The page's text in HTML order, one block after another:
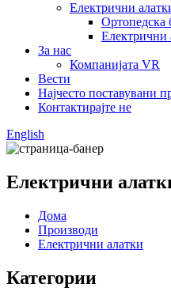
Електрични
Ортопедска
Електрични
За нас
Компанијата VR
Вести
Најчесто поставувани
Контактирајте не
English
Електрични
Дома
Производи
Електрични алатки
Категории